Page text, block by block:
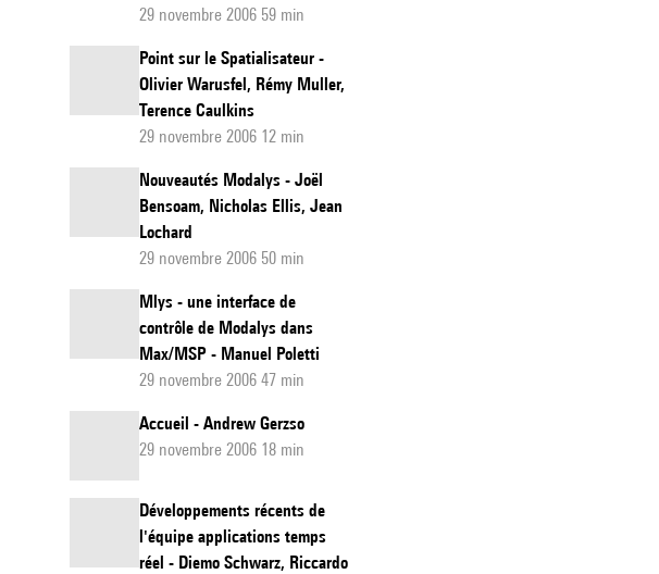
29 novembre 2006 59 min
Point sur le Spatialisateur -
Olivier Warusfel, Rémy Muller,
Terence Caulkins
29 novembre 2006 12 min
Nouveautés Modalys - Joël
Bensoam, Nicholas Ellis, Jean
Lochard
29 novembre 2006 50 min
Mlys - une interface de
contrôle de Modalys dans
Max/MSP - Manuel Poletti
29 novembre 2006 47 min
Accueil - Andrew Gerzso
29 novembre 2006 18 min
Développements récents de
l'équipe applications temps
réel - Diemo Schwarz, Riccardo